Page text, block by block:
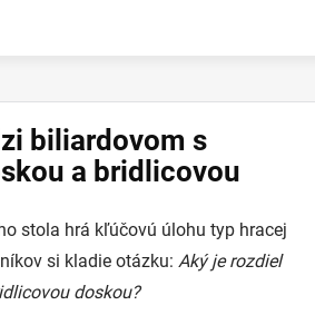
biliardovom s
a bridlicovou
stola hrá kľúčovú úlohu typ hracej
si kladie otázku: Aký je rozdiel
doskou?